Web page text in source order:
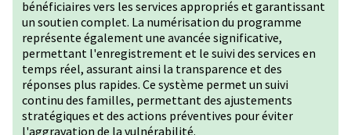
bénéficiaires vers les services appropriés et garantissant
un soutien complet. La numérisation du programme
représente également une avancée significative,
permettant l'enregistrement et le suivi des services en
temps réel, assurant ainsi la transparence et des
réponses plus rapides. Ce système permet un suivi
continu des familles, permettant des ajustements
stratégiques et des actions préventives pour éviter
l'aggravation de la vulnérabilité.